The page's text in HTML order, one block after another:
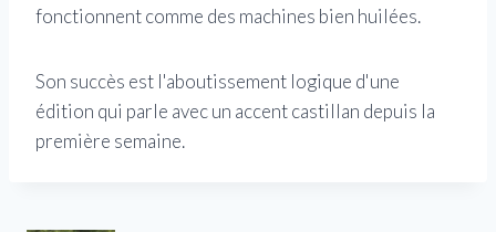
fonctionnent comme des machines bien huilées.
Son succès est l'aboutissement logique d'une
édition qui parle avec un accent castillan depuis la
première semaine.